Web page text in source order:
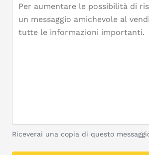
Riceverai una copia di questo